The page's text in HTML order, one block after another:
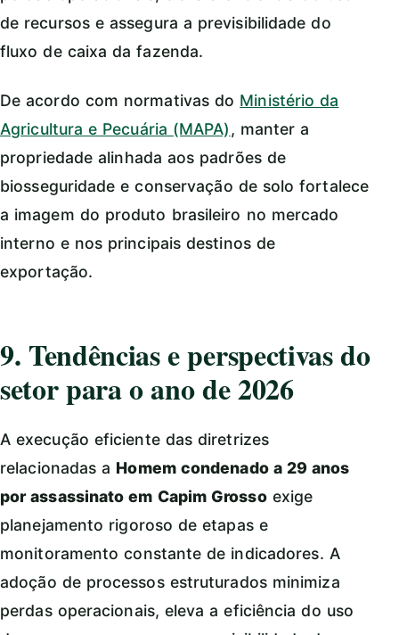
de recursos e assegura a previsibilidade do
fluxo de caixa da fazenda.
De acordo com normativas do Ministério da
Agricultura e Pecuária (MAPA), manter a
propriedade alinhada aos padrões de
biosseguridade e conservação de solo fortalece
a imagem do produto brasileiro no mercado
interno e nos principais destinos de
exportação.
9. Tendências e perspectivas do
setor para o ano de 2026
A execução eficiente das diretrizes
relacionadas a Homem condenado a 29 anos
por assassinato em Capim Grossoexige
planejamento rigoroso de etapas e
monitoramento constante de indicadores. A
adoção de processos estruturados minimiza
perdas operacionais, eleva a eficiência do uso